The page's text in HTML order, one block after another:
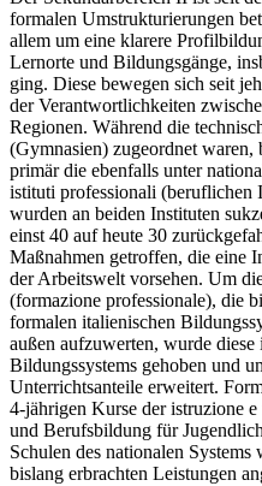
formalen Umstrukturierungen
allem um eine klarere
Lernorte und Bildungsgänge,
ging. Diese bewegen sich seit
der Verantwortlichkeiten
Regionen. Während die
(Gymnasien) zugeordnet waren,
primär die ebenfalls unter
istituti professionali (beruflichen
wurden an beiden Instituten
einst 40 auf heute 30
Maßnahmen getroffen, die eine
der Arbeitswelt vorsehen. Um
(formazione professionale), die
formalen italienischen
außen aufzuwerten, wurde diese
Bildungssystems gehoben und
Unterrichtsanteile erweitert.
4-jährigen Kurse der istruzione
und Berufsbildung für
Schulen des nationalen
bislang erbrachten Leistungen